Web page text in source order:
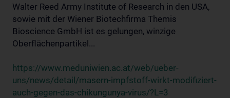
Walter Reed Army Institute of Research in den USA,
sowie mit der Wiener Biotechfirma Themis
Bioscience GmbH ist es gelungen, winzige
Oberflächenpartikel...
https://www.meduniwien.ac.at/web/ueber-
uns/news/detail/masern-impfstoff-wirkt-modifiziert-
auch-gegen-das-chikungunya-virus/?L=3